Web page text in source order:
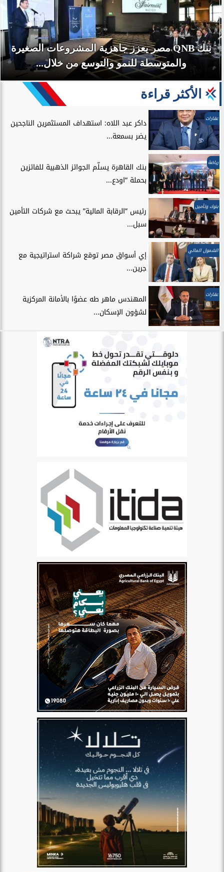
بنك QNB مصر يعزز جاهزية المشروعات الصغيرة
والمتوسطة للنمو والتوسع من خلال...
الأكثر قراءة
عقارات
داكر عبد اللاه: استهداف المستثمرين الناجحين
يضر بسمعة...
رياضة
بنك القاهرة يسلّم الجوائز الذهبية للفائزين
بحملة “اودع...
بنوك وتأمين
رئيس ”الرقابة المالية” يبحث مع شركات التأمين
سبل...
الشمول المالي
إي أسواق مصر توقع شراكة استراتيجية مع
جرين...
عقارات
المهندس ماهر طه عضوًا بالأمانة المركزية
لشؤون الإسكان...